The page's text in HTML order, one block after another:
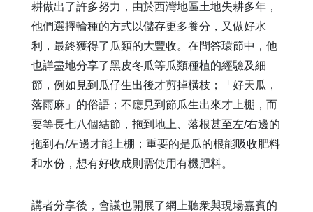
耕做出了許多努力，由於西灣地區土地失耕多年，
他們選擇輪種的方式以儲存更多養分，又做好水
利，最終獲得了瓜類的大豐收。在問答環節中，他
也詳盡地分享了黑皮冬瓜等瓜類種植的經驗及細
節，例如見到瓜仔生出後才剪掉橫枝；「好天瓜，
落雨麻」的俗語；不應見到節瓜生出來才上棚，而
要等長七八個結節，拖到地上、落根甚至左/右邊的
拖到右/左邊才能上棚；重要的是瓜的根能吸收肥料
和水份，想有好收成則需使用有機肥料。
講者分享後，會議也開展了網上聽衆與現場嘉賓的